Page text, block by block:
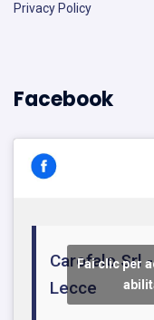
Privacy Policy
Facebook
Carofalo Srl
Lecce
Fai clic per